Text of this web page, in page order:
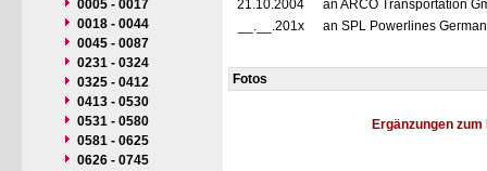
0005 - 0017
0018 - 0044
0045 - 0087
0231 - 0324
0325 - 0412
0413 - 0530
0531 - 0580
0581 - 0625
0626 - 0745
21.10.2004
an ARCO Transportation
__.__.201x
an SPL Powerlines
Fotos
Ergänzungen